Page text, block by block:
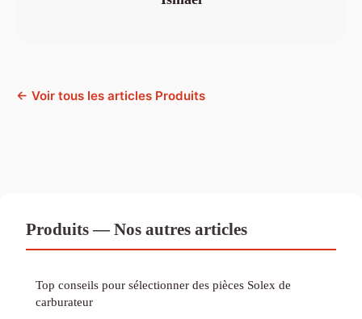
← Voir tous les articles Produits
Produits — Nos autres articles
Top conseils pour sélectionner des pièces Solex de
carburateur